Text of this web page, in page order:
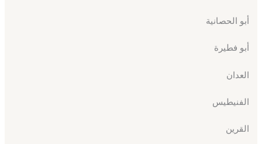
أبو الحصانية
أبو فطيرة
العدان
الفنيطيس
القرين